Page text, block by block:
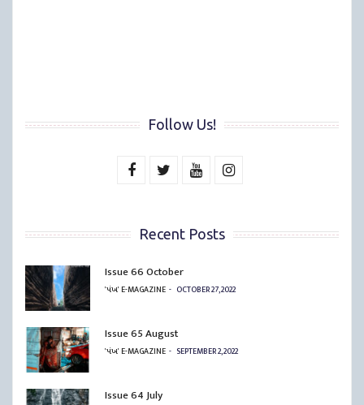
Follow Us!
Recent Posts
Issue 66 October
'પંખ' E-MAGAZINE OCTOBER 27, 2022
Issue 65 August
'પંખ' E-MAGAZINE SEPTEMBER 2, 2022
Issue 64 July